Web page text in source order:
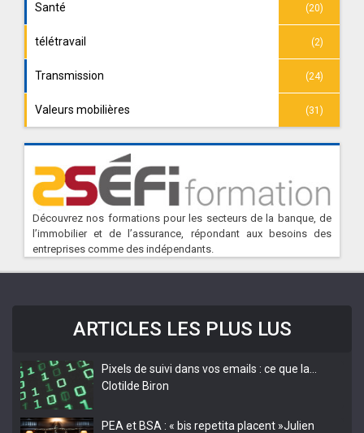
Santé (20)
télétravail (2)
Transmission (24)
Valeurs mobilières (31)
Découvrez nos formations pour les secteurs de la banque, de
l’immobilier et de l’assurance, répondant aux besoins des
entreprises comme des indépendants.
ARTICLES LES PLUS LUS
Pixels de suivi dans vos emails : ce que la…
Clotilde Biron
PEA et BSA : « bis repetita placent »Julien